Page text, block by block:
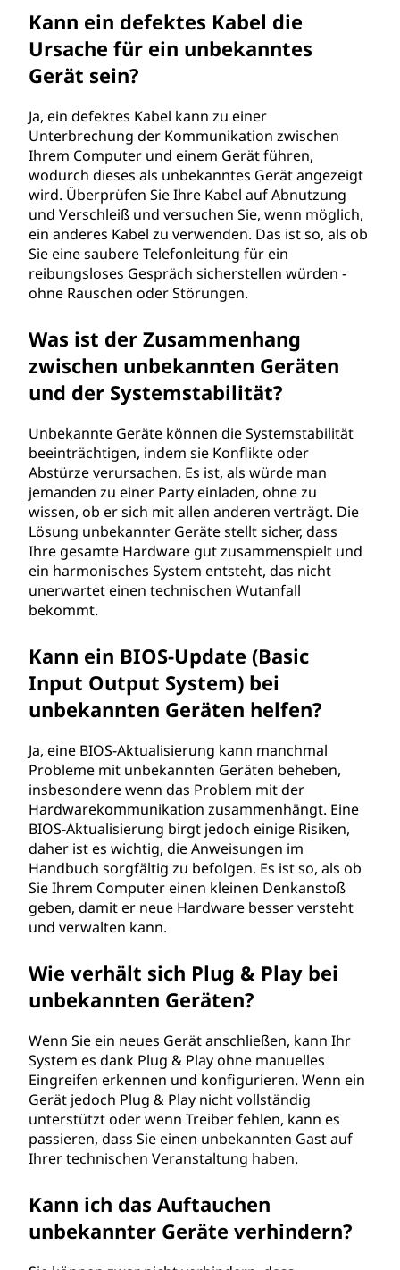
Kann ein defektes Kabel die
Ursache für ein unbekanntes
Gerät sein?
Ja, ein defektes Kabel kann zu einer
Unterbrechung der Kommunikation zwischen
Ihrem Computer und einem Gerät führen,
wodurch dieses als unbekanntes Gerät angezeigt
wird. Überprüfen Sie Ihre Kabel auf Abnutzung
und Verschleiß und versuchen Sie, wenn möglich,
ein anderes Kabel zu verwenden. Das ist so, als ob
Sie eine saubere Telefonleitung für ein
reibungsloses Gespräch sicherstellen würden -
ohne Rauschen oder Störungen.
Was ist der Zusammenhang
zwischen unbekannten Geräten
und der Systemstabilität?
Unbekannte Geräte können die Systemstabilität
beeinträchtigen, indem sie Konflikte oder
Abstürze verursachen. Es ist, als würde man
jemanden zu einer Party einladen, ohne zu
wissen, ob er sich mit allen anderen verträgt. Die
Lösung unbekannter Geräte stellt sicher, dass
Ihre gesamte Hardware gut zusammenspielt und
ein harmonisches System entsteht, das nicht
unerwartet einen technischen Wutanfall
bekommt.
Kann ein BIOS-Update (Basic
Input Output System) bei
unbekannten Geräten helfen?
Ja, eine BIOS-Aktualisierung kann manchmal
Probleme mit unbekannten Geräten beheben,
insbesondere wenn das Problem mit der
Hardwarekommunikation zusammenhängt. Eine
BIOS-Aktualisierung birgt jedoch einige Risiken,
daher ist es wichtig, die Anweisungen im
Handbuch sorgfältig zu befolgen. Es ist so, als ob
Sie Ihrem Computer einen kleinen Denkanstoß
geben, damit er neue Hardware besser versteht
und verwalten kann.
Wie verhält sich Plug & Play bei
unbekannten Geräten?
Wenn Sie ein neues Gerät anschließen, kann Ihr
System es dank Plug & Play ohne manuelles
Eingreifen erkennen und konfigurieren. Wenn ein
Gerät jedoch Plug & Play nicht vollständig
unterstützt oder wenn Treiber fehlen, kann es
passieren, dass Sie einen unbekannten Gast auf
Ihrer technischen Veranstaltung haben.
Kann ich das Auftauchen
unbekannter Geräte verhindern?